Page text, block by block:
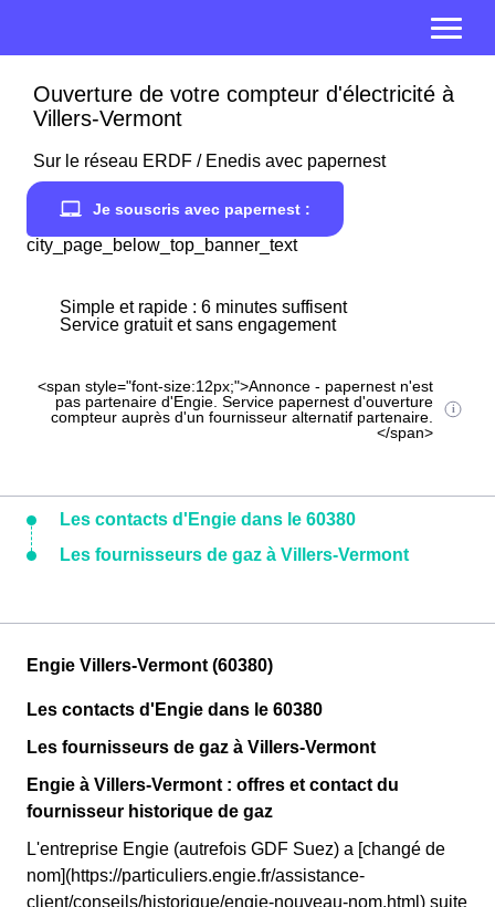
Ouverture de votre compteur d'électricité à
Villers-Vermont
Sur le réseau ERDF / Enedis avec papernest
Je souscris avec papernest :
city_page_below_top_banner_text
Simple et rapide : 6 minutes suffisent
Service gratuit et sans engagement
<span style="font-size:12px;">Annonce - papernest n'est
pas partenaire d'Engie. Service papernest d'ouverture
compteur auprès d'un fournisseur alternatif partenaire.
</span>
Les contacts d'Engie dans le 60380
Les fournisseurs de gaz à Villers-Vermont
Engie Villers-Vermont (60380)
Les contacts d'Engie dans le 60380
Les fournisseurs de gaz à Villers-Vermont
Engie à Villers-Vermont : offres et contact du
fournisseur historique de gaz
L'entreprise Engie (autrefois GDF Suez) a [changé de
nom](https://particuliers.engie.fr/assistance-
client/conseils/historique/engie-nouveau-nom.html) suite